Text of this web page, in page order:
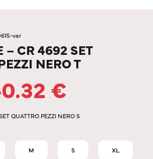
var
– CR 4692 SET
NERO T
€
QUATTRO PEZZI NERO S
M S XL